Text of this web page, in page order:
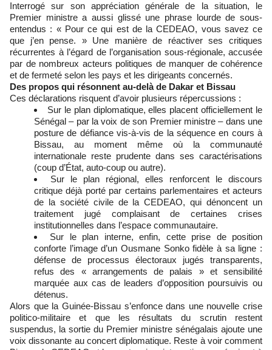
Interrogé sur son appréciation générale de la situation, le
Premier ministre a aussi glissé une phrase lourde de sous-
entendus : « Pour ce qui est de la CEDEAO, vous savez ce
que j’en pense. » Une manière de réactiver ses critiques
récurrentes à l’égard de l’organisation sous-régionale, accusée
par de nombreux acteurs politiques de manquer de cohérence
et de fermeté selon les pays et les dirigeants concernés.
Des propos qui résonnent au-delà de Dakar et Bissau
Ces déclarations risquent d’avoir plusieurs répercussions :
Sur le plan diplomatique, elles placent officiellement le
Sénégal – par la voix de son Premier ministre – dans une
posture de défiance vis-à-vis de la séquence en cours à
Bissau, au moment même où la communauté
internationale reste prudente dans ses caractérisations
(coup d’État, auto-coup ou autre).
Sur le plan régional, elles renforcent le discours
critique déjà porté par certains parlementaires et acteurs
de la société civile de la CEDEAO, qui dénoncent un
traitement jugé complaisant de certaines crises
institutionnelles dans l’espace communautaire.
Sur le plan interne, enfin, cette prise de position
conforte l’image d’un Ousmane Sonko fidèle à sa ligne :
défense de processus électoraux jugés transparents,
refus des « arrangements de palais » et sensibilité
marquée aux cas de leaders d’opposition poursuivis ou
détenus.
Alors que la Guinée-Bissau s’enfonce dans une nouvelle crise
politico-militaire et que les résultats du scrutin restent
suspendus, la sortie du Premier ministre sénégalais ajoute une
voix dissonante au concert diplomatique. Reste à voir comment